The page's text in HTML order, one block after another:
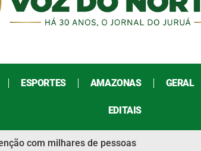
ESPORTES AMAZONAS GERAL
EDITAIS
com milhares de pessoas